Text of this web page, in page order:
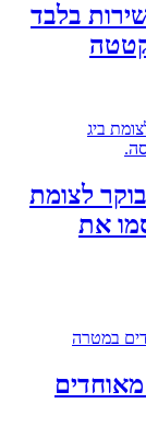
בלבד
לצומת
את